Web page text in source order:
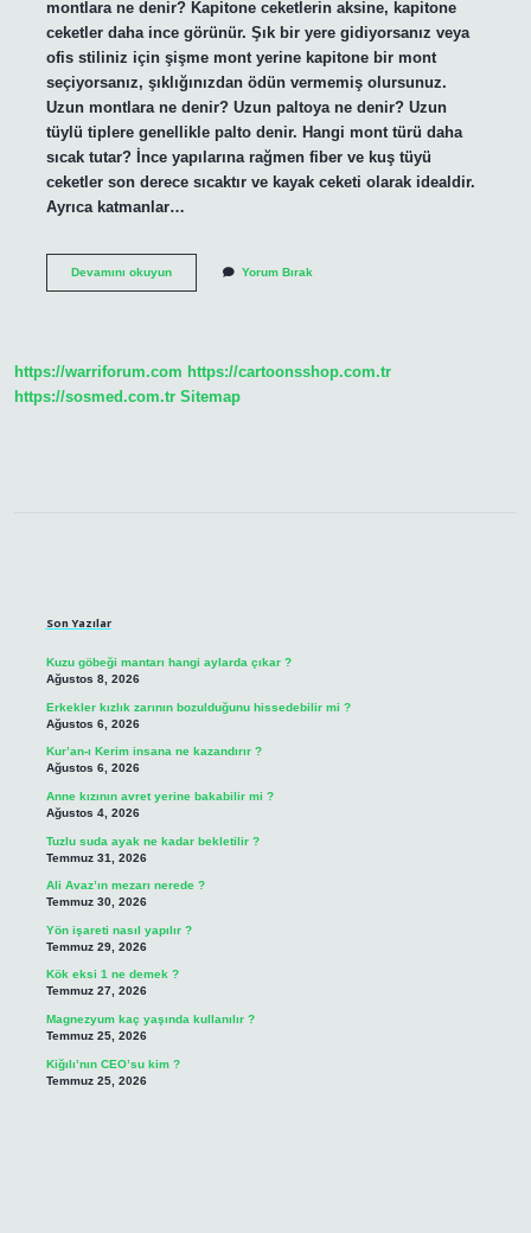
montlara ne denir? Kapitone ceketlerin aksine, kapitone
ceketler daha ince görünür. Şık bir yere gidiyorsanız veya
ofis stiliniz için şişme mont yerine kapitone bir mont
seçiyorsanız, şıklığınızdan ödün vermemiş olursunuz.
Uzun montlara ne denir? Uzun paltoya ne denir? Uzun
tüylü tiplere genellikle palto denir. Hangi mont türü daha
sıcak tutar? İnce yapılarına rağmen fiber ve kuş tüyü
ceketler son derece sıcaktır ve kayak ceketi olarak idealdir.
Ayrıca katmanlar…
Devamını okuyunMont
Yorum Bırak
https://warriforum.com https://cartoonsshop.com.tr
https://sosmed.com.tr Sitemap
Son Yazılar
Kuzu göbeği mantarı hangi aylarda çıkar ?
Ağustos 8, 2026
Erkekler kızlık zarının bozulduğunu hissedebilir mi ?
Ağustos 6, 2026
Kur’an-ı Kerim insana ne kazandırır ?
Ağustos 6, 2026
Anne kızının avret yerine bakabilir mi ?
Ağustos 4, 2026
Tuzlu suda ayak ne kadar bekletilir ?
Temmuz 31, 2026
Ali Avaz’ın mezarı nerede ?
Temmuz 30, 2026
Yön işareti nasıl yapılır ?
Temmuz 29, 2026
Kök eksi 1 ne demek ?
Temmuz 27, 2026
Magnezyum kaç yaşında kullanılır ?
Temmuz 25, 2026
Kiğılı’nın CEO’su kim ?
Temmuz 25, 2026